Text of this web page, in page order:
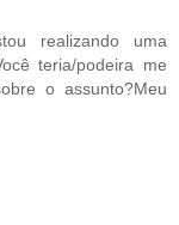
realizando uma
teria/podeira me
o assunto?Meu